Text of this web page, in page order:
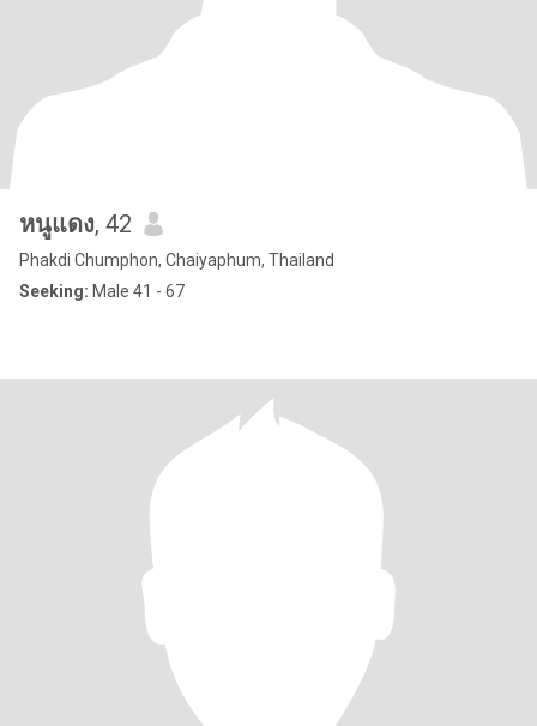
หนูแดง, 42
Phakdi Chumphon, Chaiyaphum, Thailand
Seeking: Male 41 - 67